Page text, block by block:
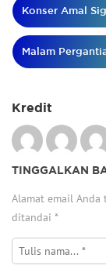
Konser Amal
Malam
Kredit
TINGGALKAN
Alamat email
ditandai *